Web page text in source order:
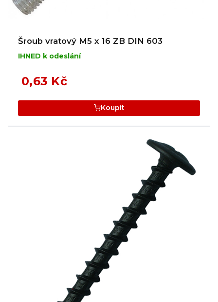
Šroub vratový M5 x 16 ZB DIN 603
IHNED k odeslání
0,63 Kč
Koupit